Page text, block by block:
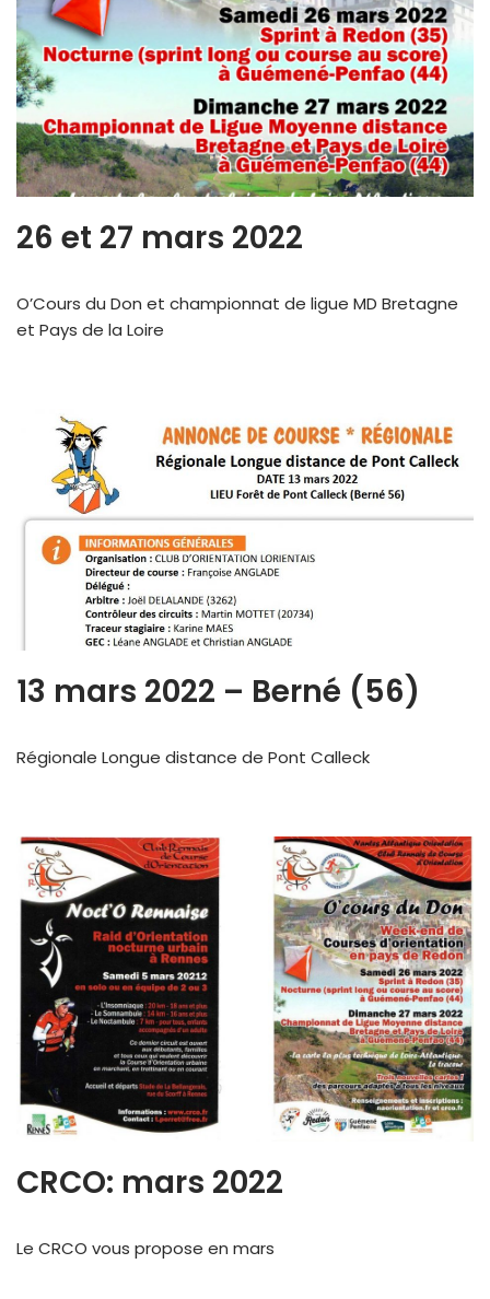
26 et 27 mars 2022
O’Cours du Don et championnat de ligue MD Bretagne
et Pays de la Loire
13 mars 2022 – Berné (56)
Régionale Longue distance de Pont Calleck
CRCO: mars 2022
Le CRCO vous propose en mars